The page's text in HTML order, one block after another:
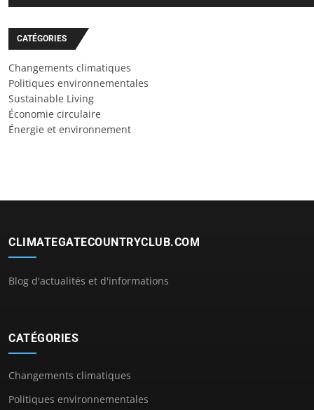
CATÉGORIES
Changements climatiques
Politiques environnementales
Sustainable Living
Économie circulaire
Énergie et environnement
CLIMATEGATECOUNTRYCLUB.COM
Blog d'actualités et d'informations
CATÉGORIES
Changements climatiques
Politiques environnementales